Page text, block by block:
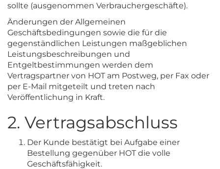
sollte (ausgenommen Verbrauchergeschäfte).
Änderungen der Allgemeinen
Geschäftsbedingungen sowie die für die
gegenständlichen Leistungen maßgeblichen
Leistungsbeschreibungen und
Entgeltbestimmungen werden dem
Vertragspartner von HOT am Postweg, per Fax oder
per E-Mail mitgeteilt und treten nach
Veröffentlichung in Kraft.
2. Vertragsabschluss
Der Kunde bestätigt bei Aufgabe einer
Bestellung gegenüber HOT die volle
Geschäftsfähigkeit.